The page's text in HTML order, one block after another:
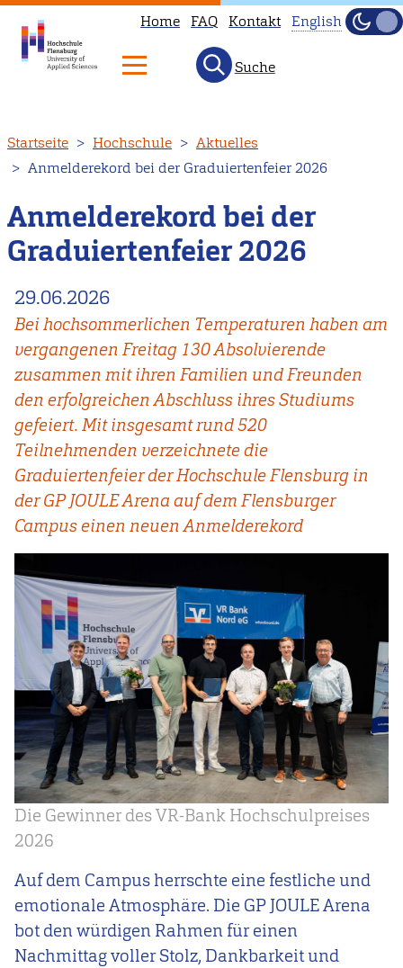
zum
Inhalt
Home FAQ Kontakt
available
English
main
page
instead.
English
Hell
Suche
Startseite Hochschule
Aktuelles
Anmelderekord bei der Graduiertenfeier 2026
Anmelderekord bei der
Graduiertenfeier 2026
29.06.2026
Bei hochsommerlichen Temperaturen haben am
vergangenen Freitag 130 Absolvierende
zusammen mit ihren Familien und Freunden
den erfolgreichen Abschluss ihres Studiums
gefeiert. Mit insgesamt rund 520
Teilnehmenden verzeichnete die
Graduiertenfeier der Hochschule Flensburg in
der GP JOULE Arena auf dem Flensburger
Campus einen neuen Anmelderekord
Die Gewinner des VR-Bank Hochschulpreises
2026
Auf dem Campus herrschte eine festliche und
emotionale Atmosphäre. Die GP JOULE Arena
bot den würdigen Rahmen für einen
Nachmittag voller Stolz, Dankbarkeit und